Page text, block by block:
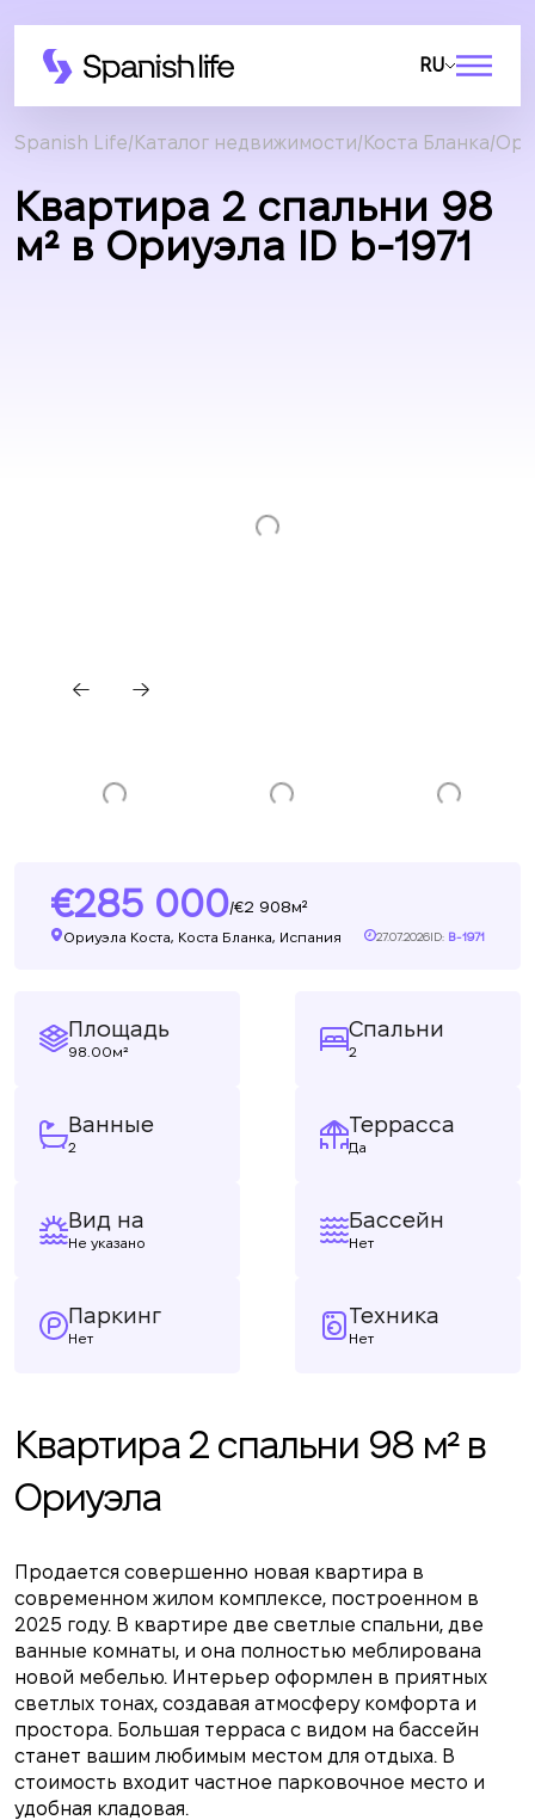
RU
Spanish Life Каталог недвижимости Коста Бланка
Квартира 2 спальни 98
м² в Ориуэла ID b-1971
285 000/ 2 908м²
Ориуэла Коста, Коста Бланка, Испания 27.07.2026ID: B-1971
Площадь
98.00м²
Спальни
2
Ванные
2
Террасса
Да
Вид на
Не указано
Бассейн
Нет
Паркинг
Нет
Техника
Нет
Квартира 2 спальни 98 м² в
Ориуэла
Продается совершенно новая квартира в
современном жилом комплексе, построенном в
2025 году. В квартире две светлые спальни, две
ванные комнаты, и она полностью меблирована
новой мебелью. Интерьер оформлен в приятных
светлых тонах, создавая атмосферу комфорта и
простора. Большая терраса с видом на бассейн
станет вашим любимым местом для отдыха. В
стоимость входит частное парковочное место и
удобная кладовая.